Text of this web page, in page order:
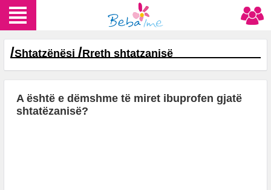
/Shtatzënësi /Rreth shtatzanisë
A është e dëmshme të miret ibuprofen gjatë
shtatëzanisë?